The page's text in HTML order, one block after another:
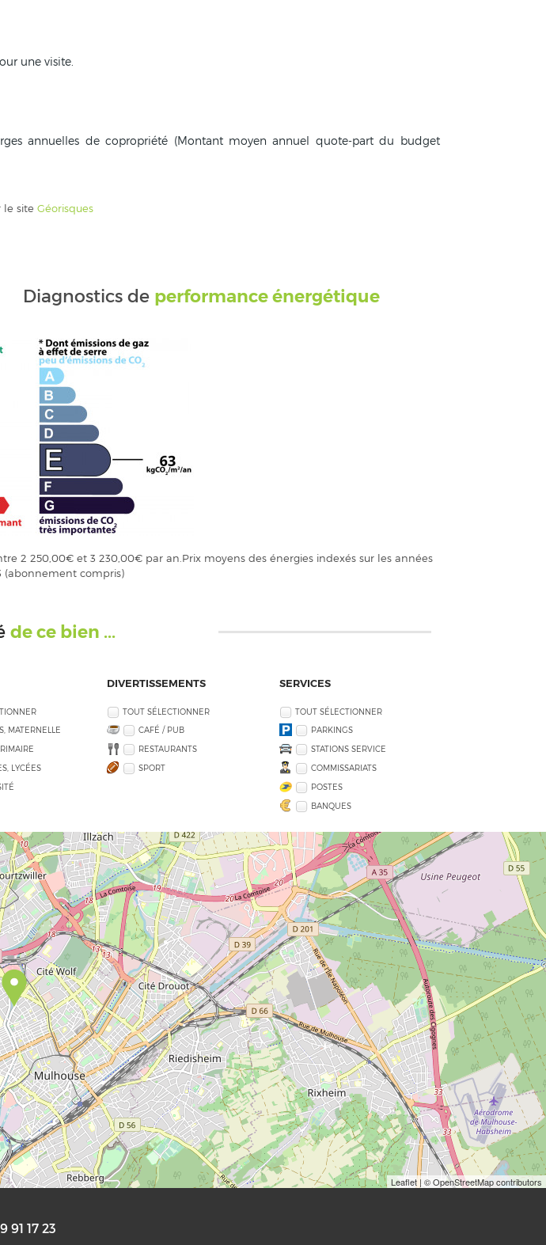
une visite.
annuelles de copropriété (Montant moyen annuel quote-part du budget
le siteGéorisques
Diagnostics de performance énergétique
2 250,00€ et 3 230,00€ par an.Prix moyens des énergies indexés sur les années
(abonnement compris)
de ce bien ...
MATERNELLE
LYCÉES
DIVERTISSEMENTS
TOUT SÉLECTIONNER
CAFÉ / PUB
RESTAURANTS
SPORT
SERVICES
TOUT SÉLECTIONNER
PARKINGS
STATIONS SERVICE
COMMISSARIATS
POSTES
BANQUES
Leaflet| © OpenStreetMap contributors
91 17 23